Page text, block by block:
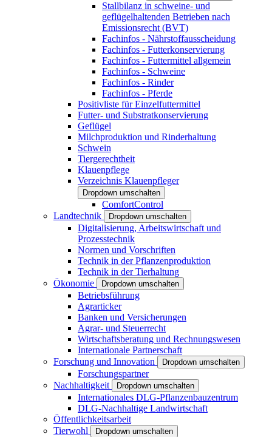
Stallbilanz in schweine- und
geflügelhaltenden Betrieben nach
Emissionsrecht (BVT)
Fachinfos - Nährstoffausscheidung
Fachinfos - Futterkonservierung
Fachinfos - Futtermittel allgemein
Fachinfos - Schweine
Fachinfos - Rinder
Fachinfos - Pferde
Positivliste für Einzelfuttermittel
Futter- und Substratkonservierung
Geflügel
Milchproduktion und Rinderhaltung
Schwein
Tiergerechtheit
Klauenpflege
Verzeichnis Klauenpfleger
Dropdown umschalten
ComfortControl
Landtechnik
Dropdown umschalten
Digitalisierung, Arbeitswirtschaft und
Prozesstechnik
Normen und Vorschriften
Technik in der Pflanzenproduktion
Technik in der Tierhaltung
Ökonomie
Dropdown umschalten
Betriebsführung
Agrarticker
Banken und Versicherungen
Agrar- und Steuerrecht
Wirtschaftsberatung und Rechnungswesen
Internationale Partnerschaft
Forschung und Innovation
Dropdown umschalten
Forschungspartner
Nachhaltigkeit
Dropdown umschalten
Internationales DLG-Pflanzenbauzentrum
DLG-Nachhaltige Landwirtschaft
Öffentlichkeitsarbeit
Tierwohl
Dropdown umschalten